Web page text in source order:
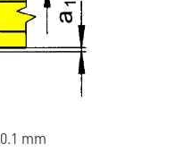
0.1 mm